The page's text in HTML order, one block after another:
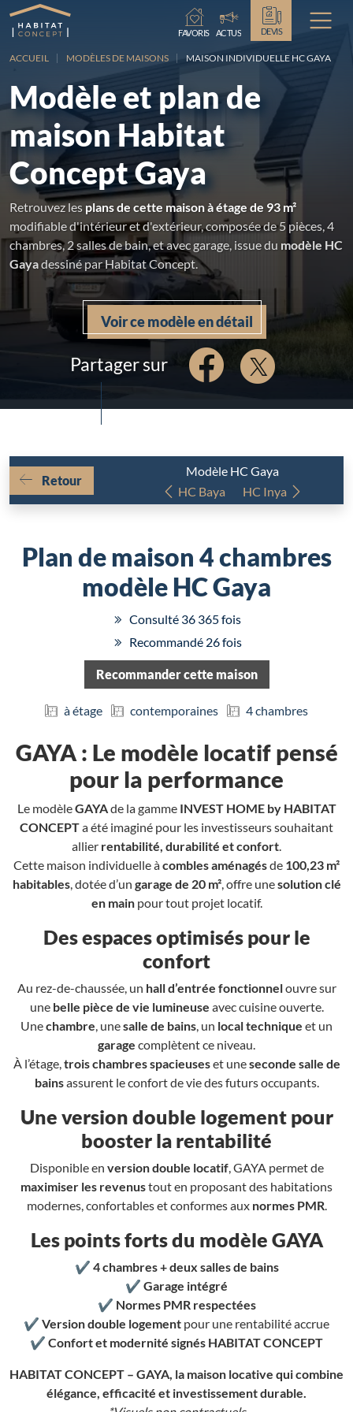
Chargement...
FAVORIS
ACTUS DEVIS
ACCUEIL MODÈLES DE MAISONS MAISON INDIVIDUELLE HC GAYA
Modèle et plan de
maison Habitat
Concept Gaya
Retrouvez les plans de cette maison à étage de 93 m²
modifiable d'intérieur et d'extérieur, composée de 5 pièces, 4
chambres, 2 salles de bain, et avec garage, issue du modèle HC
Gayadessiné par Habitat Concept.
Voir ce modèle en détail
Partager sur
Retour
Modèle HC Gaya
HC Baya
HC Inya
Plan de maison 4 chambres
modèle HC Gaya
Consulté 36 365 fois
Recommandé 26 fois
Chargement...
Recommander cette maison
à étage contemporaines 4 chambres
GAYA : Le modèle locatif pensé
pour la performance
Le modèleGAYAde la gamme INVEST HOME by HABITAT
CONCEPTa été imaginé pour les investisseurs souhaitant
allier rentabilité, durabilité et confort.
Cette maison individuelle àcombles aménagésde 100,23 m²
habitables, dotée d’un garage de 20 m², offre unesolution clé
en mainpour tout projet locatif.
Des espaces optimisés pour le
confort
Au rez-de-chaussée, un hall d’entrée fonctionnelouvre sur
une belle pièce de vie lumineuse avec cuisine ouverte.
Unechambre, unesalle de bains, un local technique et un
garage complètent ce niveau.
À l’étage,trois chambres spacieuseset uneseconde salle de
bainsassurent le confort de vie des futurs occupants.
Une version double logement pour
booster la rentabilité
Disponible en version double locatif, GAYA permet de
maximiser les revenustout en proposant des habitations
modernes, confortables et conformes aux normes PMR.
Les points forts du modèle GAYA
✔ 4 chambres + deux salles de bains
✔ Garage intégré
✔ Normes PMR respectées
✔ Version double logement pour une rentabilité accrue
✔ Confort et modernité signés HABITAT CONCEPT
HABITAT CONCEPT – GAYA, la maison locative qui combine
élégance, efficacité et investissement durable.